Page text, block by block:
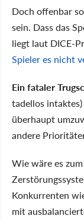
Doch offenbar
sein. Dass das
liegt laut DICE-
Spieler es nicht
Ein fataler
tadellos
überhaupt
andere
Wie wäre es
Konkurrenten
mit